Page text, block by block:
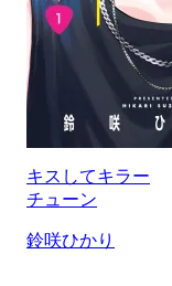
キスしてキラー
チューン
鈴咲ひかり